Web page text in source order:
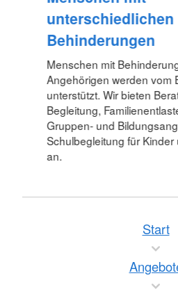
unterschiedlichen
Behinderungen
Menschen mit
Angehörigen werden vom
unterstützt. Wir bieten
Begleitung,
Gruppen- und
Schulbegleitung für
an.
Start